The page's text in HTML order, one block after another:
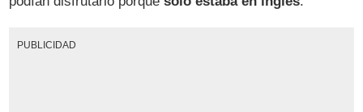
PUBLICIDAD